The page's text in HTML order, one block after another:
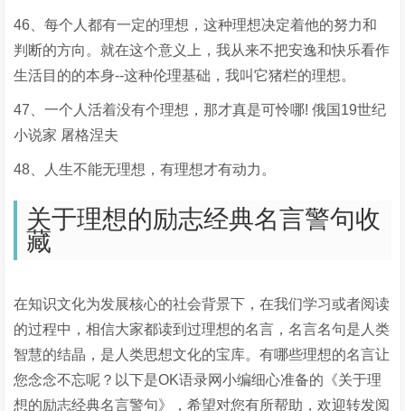
46、每个人都有一定的理想，这种理想决定着他的努力和
判断的方向。就在这个意义上，我从来不把安逸和快乐看作
生活目的的本身--这种伦理基础，我叫它猪栏的理想。
47、一个人活着没有个理想，那才真是可怜哪! 俄国19世纪
小说家 屠格涅夫
48、人生不能无理想，有理想才有动力。
关于理想的励志经典名言警句收
藏
在知识文化为发展核心的社会背景下，在我们学习或者阅读
的过程中，相信大家都读到过理想的名言，名言名句是人类
智慧的结晶，是人类思想文化的宝库。有哪些理想的名言让
您念念不忘呢？以下是OK语录网小编细心准备的《关于理
想的励志经典名言警句》，希望对您有所帮助，欢迎转发阅